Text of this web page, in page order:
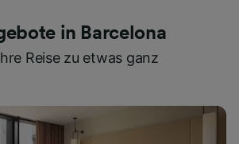
in Barcelona
Reise zu etwas ganz